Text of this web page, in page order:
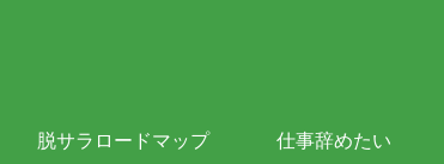
脱サラロードマップ 仕事辞めたい